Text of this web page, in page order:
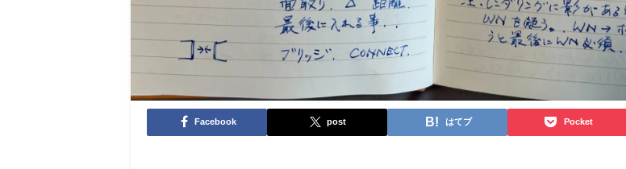
Facebook post はてブ Pocket